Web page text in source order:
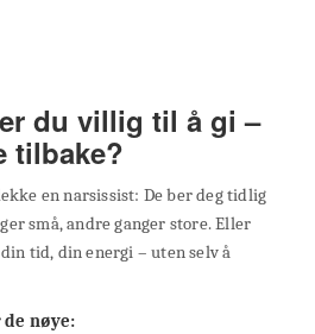
du villig til å gi –
tilbake?
en narsissist: De ber deg tidlig
små, andre ganger store. Eller
tid, din energi – uten selv å
nøye: